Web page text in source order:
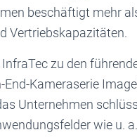
beschäftigt mehr
Vertriebskapazitäten.
zu den
Kameraserie
Unternehmen
wie u.